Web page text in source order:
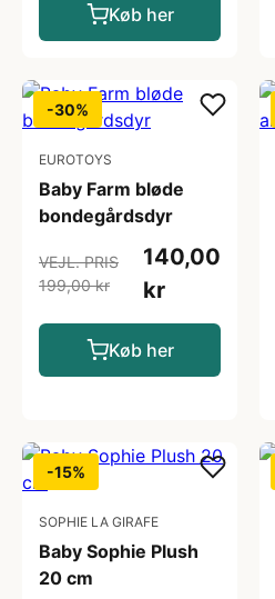
Køb her
-30%
EUROTOYS
Baby Farm bløde
bondegårdsdyr
VEJL. PRIS
199,00 kr
140,00
kr
Køb her
-15%
SOPHIE LA GIRAFE
Baby Sophie Plush
20 cm